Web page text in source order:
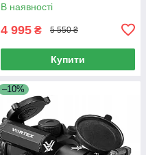
В наявності
4 995 ₴ 5 550 ₴
Купити
–10%